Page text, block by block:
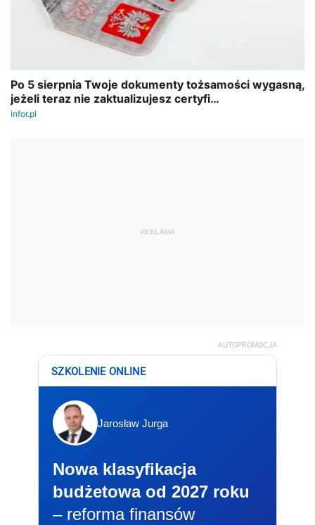
REKLAMA
AUTOPROMOCJA
SZKOLENIE ONLINE
Jarosław Jurga
Nowa klasyfikacja
budżetowa od 2027 roku
– reforma finansów